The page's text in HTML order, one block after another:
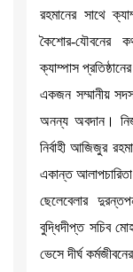
রহমানের সাথে
কৈশোর-যৌবনের
ক্যাম্পাস
একজন সম্মানীয়
অনন্য অবদান।
নির্বাহী আজিজুর
একান্ত
ছেলেবেলার
বুদ্ধিদীপ্ত সচিব
ভেসে দীর্ঘ